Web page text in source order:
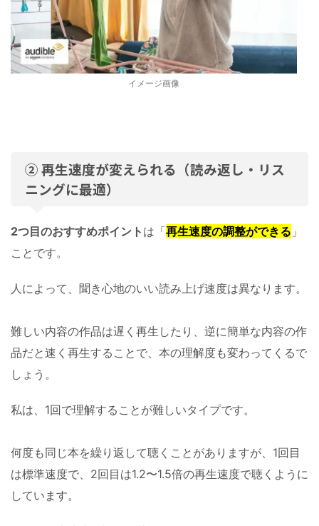
イメージ画像
② 再生速度が変えられる（読み返し・リス
ニングに最適）
2つ目のおすすめポイント は「再生速度の調整ができる 」
ことです。
人によって、聞き心地のいい読み上げ速度は異なります。
難しい内容の作品は遅く再生したり、逆に簡単な内容の作
品だと速く再生することで、本の理解度も変わってくるで
しょう。
私は、1回で理解することが難しいタイプです。
何度も同じ本を繰り返して聴くことがありますが、1回目
は標準速度で、2回目は1.2〜1.5倍の再生速度で聴くように
しています。